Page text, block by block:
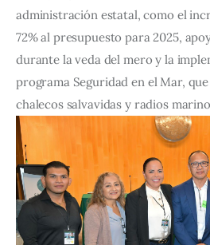
administración estatal, como el
72% al presupuesto para 2025,
durante la veda del mero y la
programa Seguridad en el Mar,
chalecos salvavidas y radios